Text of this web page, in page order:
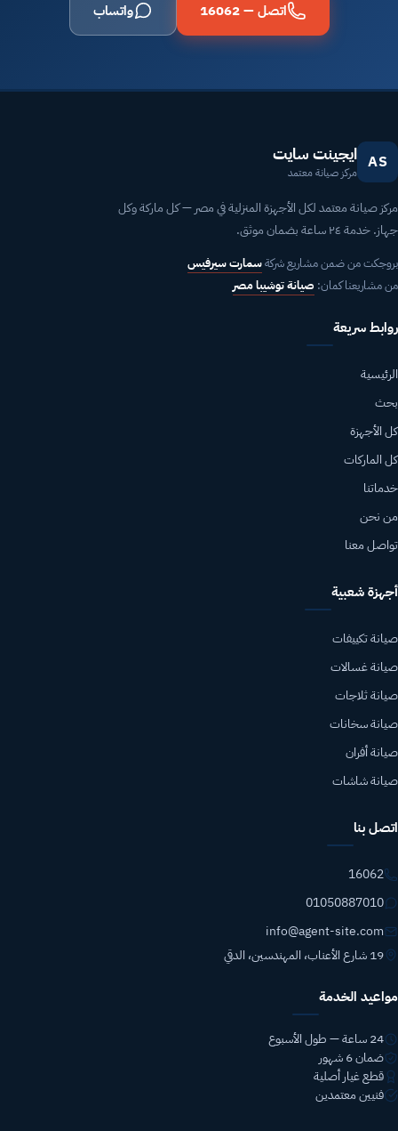
اتصل — 16062 واتساب
AS ايجينت سايت
مركز صيانة معتمد
مركز صيانة معتمد لكل الأجهزة المنزلية في مصر — كل ماركة وكل
جهاز. خدمة ٢٤ ساعة بضمان موثق.
بروجكت من ضمن مشاريع شركةسمارت سيرفيس
من مشاريعنا كمان: صيانة توشيبا مصر
روابط سريعة
الرئيسية
بحث
كل الأجهزة
كل الماركات
خدماتنا
من نحن
تواصل معنا
أجهزة شعبية
صيانة تكييفات
صيانة غسالات
صيانة ثلاجات
صيانة سخانات
صيانة أفران
صيانة شاشات
اتصل بنا
16062
01050887010
info@agent-site.com
19 شارع الأعناب، المهندسين، الدقي
مواعيد الخدمة
24 ساعة — طول الأسبوع
ضمان 6 شهور
قطع غيار أصلية
فنيين معتمدين